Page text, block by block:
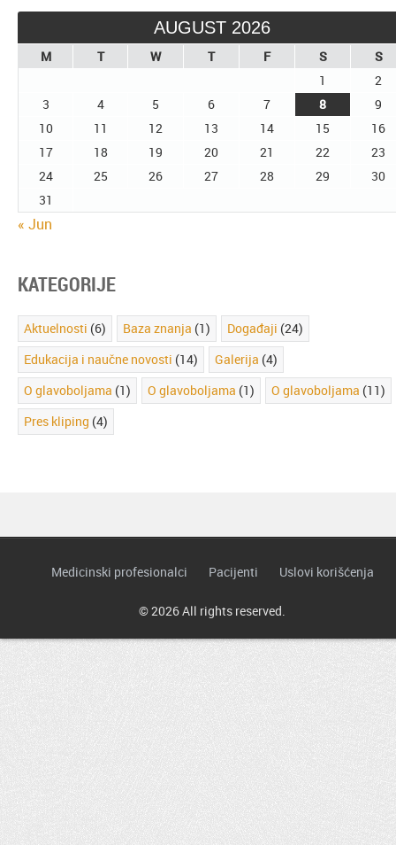
AUGUST 2026
M T W T F S
S
1
2
3
4 5 6 7 8
9
10
11 12 13 14 15
16
17
18 19 20 21 22
23
24
25 26 27 28 29
30
31
« Jun
KATEGORIJE
Aktuelnosti (6) Baza znanja (1) Događaji (24)
Edukacija i naučne novosti (14) Galerija (4)
O glavoboljama (1) O glavoboljama (1) O glavoboljama (11)
Pres kliping (4)
Medicinski profesionalci Pacijenti Uslovi korišćenja
© 2026 All rights reserved.